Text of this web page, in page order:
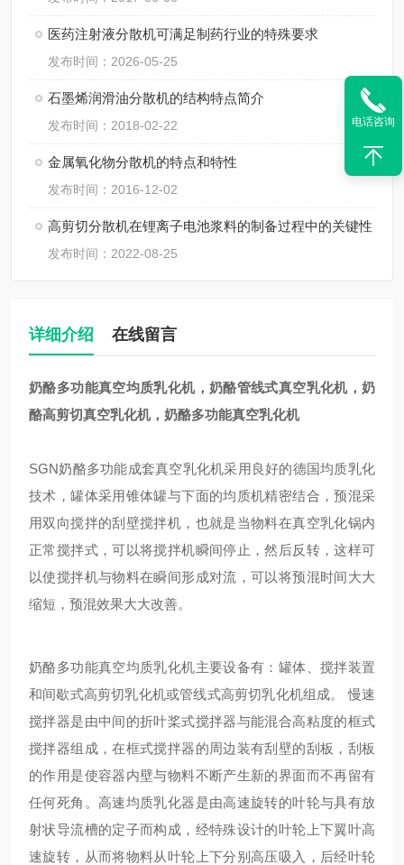
医药注射液分散机可满足制药行业的特殊要求
发布时间：2026-05-25
石墨烯润滑油分散机的结构特点简介
发布时间：2018-02-22
金属氧化物分散机的特点和特性
发布时间：2016-12-02
高剪切分散机在锂离子电池浆料的制备过程中的关键性
发布时间：2022-08-25
详细介绍 在线留言
奶酪多功能真空均质乳化机，奶酪管线式真空乳化机，奶
酪高剪切真空乳化机，奶酪多功能真空乳化机
SGN奶酪多功能成套真空乳化机采用良好的德国均质乳化
技术，罐体采用锥体罐与下面的均质机精密结合，预混采
用双向搅拌的刮壁搅拌机，也就是当物料在真空乳化锅内
正常搅拌式，可以将搅拌机瞬间停止，然后反转，这样可
以使搅拌机与物料在瞬间形成对流，可以将预混时间大大
缩短，预混效果大大改善。
奶酪多功能真空均质乳化机主要设备有：罐体、搅拌装置
和间歇式高剪切乳化机或管线式高剪切乳化机组成。 慢速
搅拌器是由中间的折叶桨式搅拌器与能混合高粘度的框式
搅拌器组成，在框式搅拌器的周边装有刮壁的刮板，刮板
的作用是使容器内壁与物料不断产生新的界面而不再留有
任何死角。高速均质乳化器是由高速旋转的叶轮与具有放
射状导流槽的定子而构成，经特殊设计的叶轮上下翼叶高
速旋转，从而将物料从叶轮上下分别高压吸入，后经叶轮
电话咨询